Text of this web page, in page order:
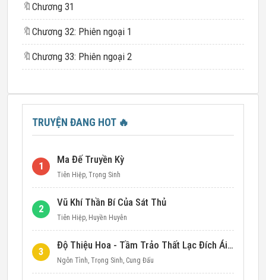
🔖 Chương 31
🔖 Chương 32: Phiên ngoại 1
🔖 Chương 33: Phiên ngoại 2
TRUYỆN ĐANG HOT 🔥
1
Ma Đế Truyền Kỳ
Tiên Hiệp, Trọng Sinh
2
Vũ Khí Thần Bí Của Sát Thủ
Tiên Hiệp, Huyền Huyễn
3
Độ Thiệu Hoa - Tầm Trảo Thất Lạc Đích Ái Tình
Ngôn Tình, Trọng Sinh, Cung Đấu